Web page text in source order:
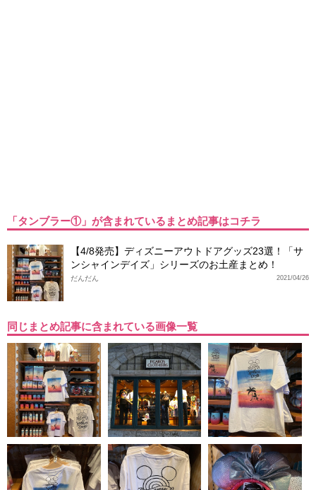
「タンブラー①」が含まれているまとめ記事はコチラ
【4/8発売】ディズニーアウトドアグッズ23選！「サ
ンシャインデイズ」シリーズのお土産まとめ！
2021/04/26
だんだん
同じまとめ記事に含まれている画像一覧